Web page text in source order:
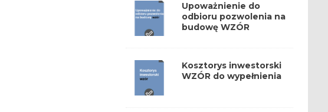
Upoważnienie do
odbioru pozwolenia na
budowę WZÓR
Kosztorys inwestorski
WZÓR do wypełnienia